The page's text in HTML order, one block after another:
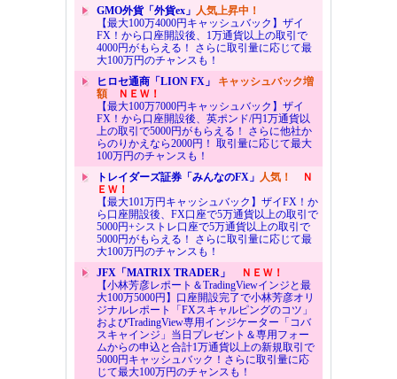
GMO外貨「外貨ex」 人気上昇中！
【最大100万4000円キャッシュバック】ザイ
FX！から口座開設後、1万通貨以上の取引で
4000円がもらえる！ さらに取引量に応じて最
大100万円のチャンスも！
ヒロセ通商「LION FX」 キャッシュバック増
額ＮＥＷ！
【最大100万7000円キャッシュバック】ザイ
FX！から口座開設後、英ポンド/円1万通貨以
上の取引で5000円がもらえる！ さらに他社か
らのりかえなら2000円！ 取引量に応じて最大
100万円のチャンスも！
トレイダーズ証券「みんなのFX」 人気！
Ｎ
ＥＷ！
【最大101万円キャッシュバック】ザイFX！か
ら口座開設後、FX口座で5万通貨以上の取引で
5000円+シストレ口座で5万通貨以上の取引で
5000円がもらえる！ さらに取引量に応じて最
大100万円のチャンスも！
JFX「MATRIX TRADER」
ＮＥＷ！
【小林芳彦レポート＆TradingViewインジと最
大100万5000円】口座開設完了で小林芳彦オリ
ジナルレポート「FXスキャルピングのコツ」
およびTradingView専用インジケーター「コバ
スキャインジ」当日プレゼント＆専用フォー
ムからの申込と合計1万通貨以上の新規取引で
5000円キャッシュバック！さらに取引量に応
じて最大100万円のチャンスも！